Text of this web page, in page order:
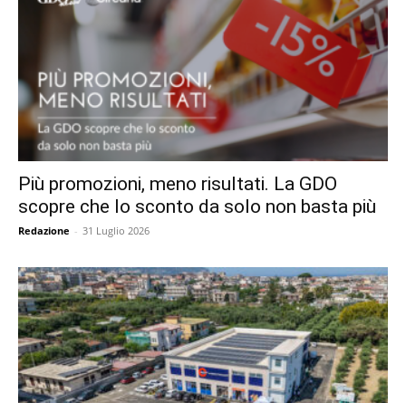
Più promozioni, meno risultati. La GDO
scopre che lo sconto da solo non basta più
Redazione - 31 Luglio 2026